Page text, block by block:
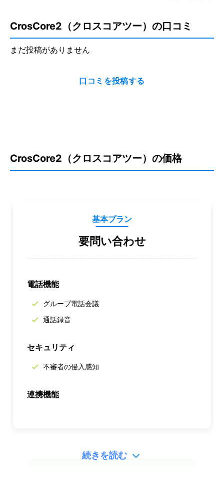
CrosCore2（クロスコアツー）の口コミ
まだ投稿がありません
口コミを投稿する
CrosCore2（クロスコアツー）の価格
基本プラン
要問い合わせ
電話機能
グループ電話会議
通話録音
セキュリティ
不審者の侵入感知
連携機能
続きを読む